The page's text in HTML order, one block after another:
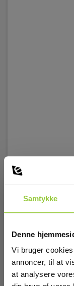
Samtykke
Denne
Vi bruger
annoncer, til at
at analysere
Snart på lager
695,00 DKK
Læs